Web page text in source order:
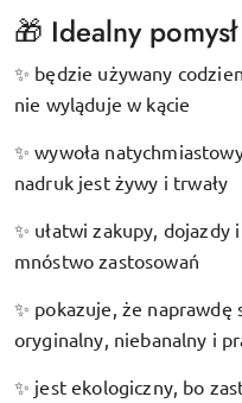
🎁 Idealny
✨ będzie używany
nie wyląduje w kącie
✨ wywoła
nadruk jest żywy i trwały
✨ ułatwi zakupy, dojazdy
mnóstwo zastosowań
✨ pokazuje, że naprawdę
oryginalny, niebanalny i
✨ jest ekologiczny, bo